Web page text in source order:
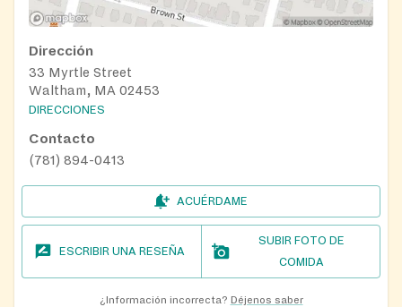
Dirección
33 Myrtle Street
Waltham, MA 02453
DIRECCIONES
Contacto
(781) 894-0413
ACUÉRDAME
ESCRIBIR UNA RESEÑA
SUBIR FOTO DE
COMIDA
¿Información incorrecta? Déjenos saber